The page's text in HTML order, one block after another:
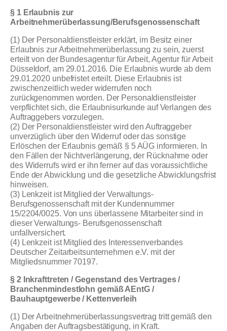
§ 1 Erlaubnis zur
Arbeitnehmerüberlassung/Berufsgenossenschaft
(1) Der Personaldienstleister erklärt, im Besitz einer
Erlaubnis zur Arbeitnehmerüberlassung zu sein, zuerst
erteilt von der Bundesagentur für Arbeit, Agentur für Arbeit
Düsseldorf, am 29.01.2016. Die Erlaubnis wurde ab dem
29.01.2020 unbefristet erteilt. Diese Erlaubnis ist
zwischenzeitlich weder widerrufen noch
zurückgenommen worden. Der Personaldienstleister
verpflichtet sich, die Erlaubnisurkunde auf Verlangen des
Auftraggebers vorzulegen.
(2) Der Personaldienstleister wird den Auftraggeber
unverzüglich über den Widerruf oder das sonstige
Erlöschen der Erlaubnis gemäß § 5 AÜG informieren. In
den Fällen der Nichtverlängerung, der Rücknahme oder
des Widerrufs wird er ihn ferner auf das voraussichtliche
Ende der Abwicklung und die gesetzliche Abwicklungsfrist
hinweisen.
(3) Lenkzeit ist Mitglied der Verwaltungs-
Berufsgenossenschaft mit der Kundennummer
15/2204/0025. Von uns überlassene Mitarbeiter sind in
dieser Verwaltungs- Berufsgenossenschaft
unfallversichert.
(4) Lenkzeit ist Mitglied des Interessenverbandes
Deutscher Zeitarbeitsunternehmen e.V. mit der
Mitgliedsnummer 70197.
§ 2 Inkrafttreten / Gegenstand des Vertrages /
Branchenmindestlohn gemäß AEntG /
Bauhauptgewerbe / Kettenverleih
(1) Der Arbeitnehmerüberlassungsvertrag tritt gemäß den
Angaben der Auftragsbestätigung, in Kraft.